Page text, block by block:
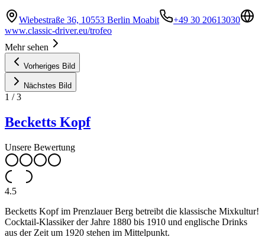
Wiebestraße 36, 10553 Berlin Moabit
+49 30 20613030
www.classic-driver.eu/trofeo
Mehr sehen
Vorheriges Bild
Nächstes Bild
1 /3
Becketts Kopf
Unsere Bewertung
4.5
Becketts Kopf im Prenzlauer Berg betreibt die klassische Mixkultur!
Cocktail-Klassiker der Jahre 1880 bis 1910 und englische Drinks
aus der Zeit um 1920 stehen im Mittelpunkt.